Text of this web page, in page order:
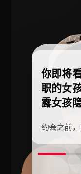
你即将
职的女
露女孩
约会之前